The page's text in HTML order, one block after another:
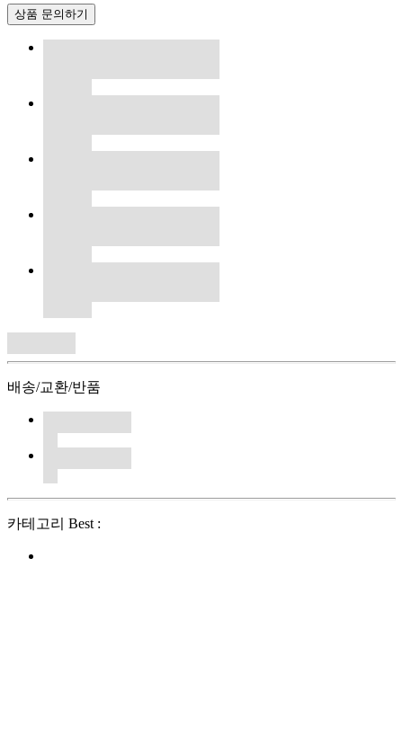
상품 문의하기
배송/교환/반품
카테고리 Best :